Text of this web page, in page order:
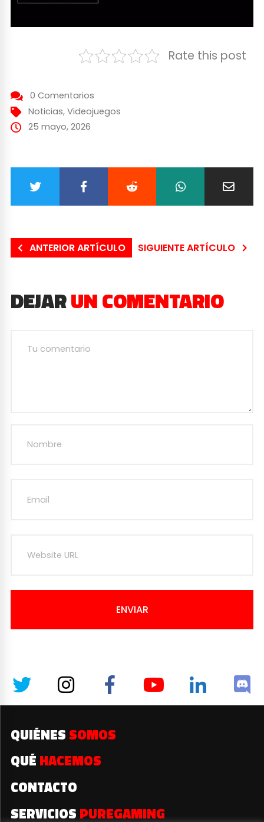
Rate this post
0 Comentarios
Noticias, Videojuegos
25 mayo, 2026
ANTERIOR ARTÍCULO SIGUIENTE ARTÍCULO
DEJARUN COMENTARIO
ENVIAR
QUIÉNES SOMOS
QUÉ HACEMOS
CONTACTO
SERVICIOS PUREGAMING